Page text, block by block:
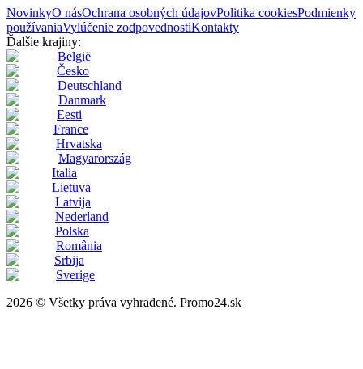
NovinkyO násOchrana osobných údajovPolitika cookiesPodmienky
používaniaVylúčenie zodpovednostiKontakty
Ďalšie krajiny:
België
Česko
Deutschland
Danmark
Eesti
France
Hrvatska
Magyarország
Italia
Lietuva
Latvija
Nederland
Polska
România
Srbija
Sverige
2026 © Všetky práva vyhradené. Promo24.sk